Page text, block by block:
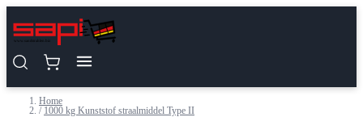
Home
/ 1000 kg Kunststof straalmiddel Type II